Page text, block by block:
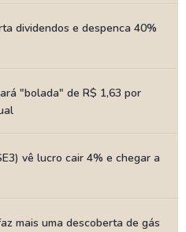
dividendos e despenca 40%
"bolada" de R$ 1,63 por
vê lucro cair 4% e chegar a
mais uma descoberta de gás